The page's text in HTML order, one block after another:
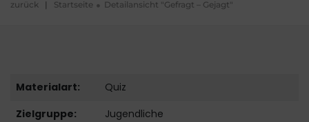
zurück | Startseite Detailansicht "Gefragt – Gejagt"
Materialart:
Quiz
Zielgruppe:
Jugendliche